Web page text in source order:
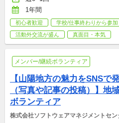
1年間
初心者歓迎 学校/仕事終わりから参加
活動外交流が盛ん
真面目・本気
メンバー/継続ボランティア
【山陽地方の魅力をSNSで
（写真や記事の投稿）】地
ボランティア
株式会社ソフトウェアマネジメントセン